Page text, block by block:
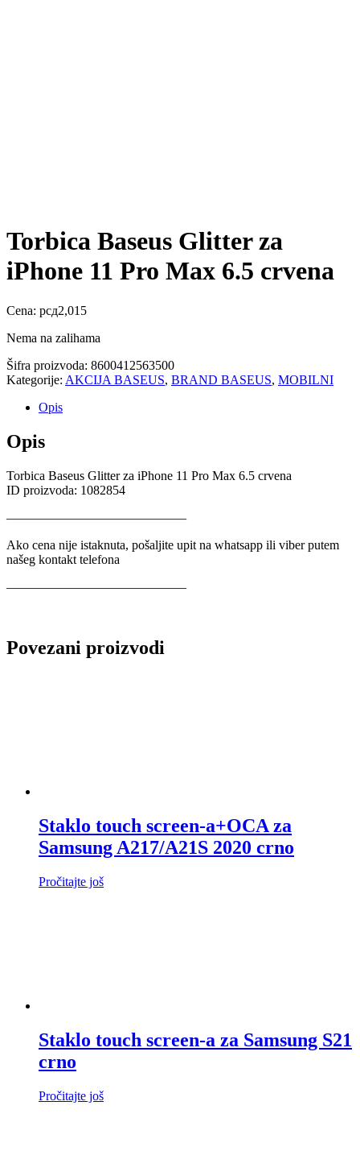
Torbica Baseus Glitter za
iPhone 11 Pro Max 6.5 crvena
Cena: рсд2,015
Nema na zalihama
Šifra proizvoda: 8600412563500
Kategorije: AKCIJA BASEUS, BRAND BASEUS, MOBILNI
Opis
Opis
Torbica Baseus Glitter za iPhone 11 Pro Max 6.5 crvena
ID proizvoda: 1082854
——————————————
Ako cena nije istaknuta, pošaljite upit na whatsapp ili viber putem
našeg kontakt telefona
——————————————
Povezani proizvodi
Staklo touch screen-a+OCA za
Samsung A217/A21S 2020 crno
Pročitajte još
Staklo touch screen-a za Samsung S21
crno
Pročitajte još